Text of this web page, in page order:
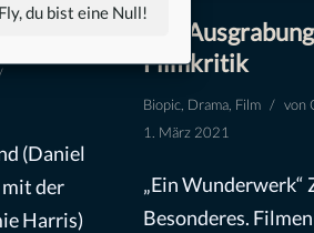
du bist eine Null!
(Daniel
mit der
Harris)
Die
Filmkritik
Biopic, Drama, Film von
1. März 2021
„Ein Wunderwerk“
Besonderes.